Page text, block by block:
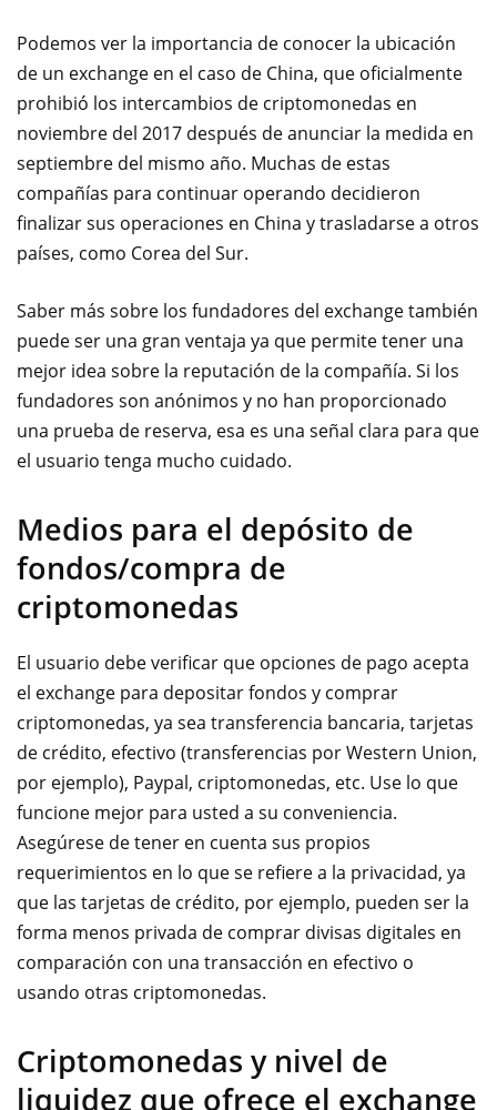
Podemos ver la importancia de conocer la ubicación
de un exchange en el caso de China, que oficialmente
prohibió los intercambios de criptomonedas en
noviembre del 2017 después de anunciar la medida en
septiembre del mismo año. Muchas de estas
compañías para continuar operando decidieron
finalizar sus operaciones en China y trasladarse a otros
países, como Corea del Sur.
Saber más sobre los fundadores del exchange también
puede ser una gran ventaja ya que permite tener una
mejor idea sobre la reputación de la compañía. Si los
fundadores son anónimos y no han proporcionado
una prueba de reserva, esa es una señal clara para que
el usuario tenga mucho cuidado.
Medios para el depósito de
fondos/compra de
criptomonedas
El usuario debe verificar que opciones de pago acepta
el exchange para depositar fondos y comprar
criptomonedas, ya sea transferencia bancaria, tarjetas
de crédito, efectivo (transferencias por Western Union,
por ejemplo), Paypal, criptomonedas, etc. Use lo que
funcione mejor para usted a su conveniencia.
Asegúrese de tener en cuenta sus propios
requerimientos en lo que se refiere a la privacidad, ya
que las tarjetas de crédito, por ejemplo, pueden ser la
forma menos privada de comprar divisas digitales en
comparación con una transacción en efectivo o
usando otras criptomonedas.
Criptomonedas y nivel de
liquidez que ofrece el exchange